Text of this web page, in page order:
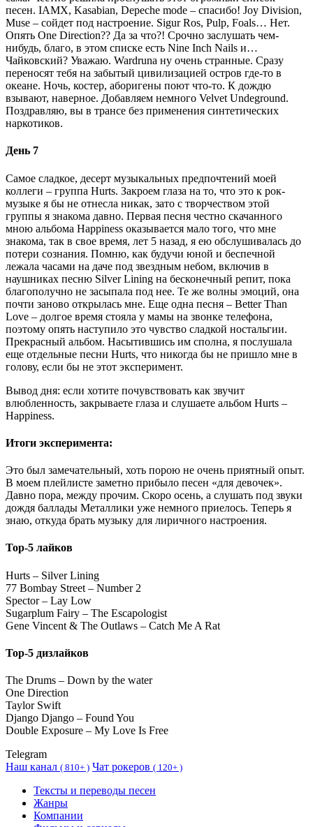
песен. IAMX, Kasabian, Depeche mode – спасибо! Joy Division,
Muse – сойдет под настроение. Sigur Ros, Pulp, Foals… Нет.
Опять One Direction?? Да за что?! Срочно заслушать чем-
нибудь, благо, в этом списке есть Nine Inch Nails и…
Чайковский? Уважаю. Wardruna ну очень странные. Сразу
переносят тебя на забытый цивилизацией остров где-то в
океане. Ночь, костер, аборигены поют что-то. К дождю
взывают, наверное. Добавляем немного Velvet Undeground.
Поздравляю, вы в трансе без применения синтетических
наркотиков.
День 7
Самое сладкое, десерт музыкальных предпочтений моей
коллеги – группа Hurts. Закроем глаза на то, что это к рок-
музыке я бы не отнесла никак, зато с творчеством этой
группы я знакома давно. Первая песня честно скачанного
мною альбома Happiness оказывается мало того, что мне
знакома, так в свое время, лет 5 назад, я ею обслушивалась до
потери сознания. Помню, как будучи юной и беспечной
лежала часами на даче под звездным небом, включив в
наушниках песню Silver Lining на бесконечный репит, пока
благополучно не засыпала под нее. Те же волны эмоций, она
почти заново открылась мне. Еще одна песня – Better Than
Love – долгое время стояла у мамы на звонке телефона,
поэтому опять наступило это чувство сладкой ностальгии.
Прекрасный альбом. Насытившись им сполна, я послушала
еще отдельные песни Hurts, что никогда бы не пришло мне в
голову, если бы не этот эксперимент.
Вывод дня: если хотите почувствовать как звучит
влюбленность, закрываете глаза и слушаете альбом Hurts –
Happiness.
Итоги эксперимента:
Это был замечательный, хоть порою не очень приятный опыт.
В моем плейлисте заметно прибыло песен «для девочек».
Давно пора, между прочим. Скоро осень, а слушать под звуки
дождя баллады Металлики уже немного приелось. Теперь я
знаю, откуда брать музыку для лиричного настроения.
Top-5 лайков
Hurts – Silver Lining
77 Bombay Street – Number 2
Spector – Lay Low
Sugarplum Fairy – The Escapologist
Gene Vincent & The Outlaws – Catch Me A Rat
Top-5 дизлайков
The Drums – Down by the water
One Direction
Taylor Swift
Django Django – Found You
Double Exposure – My Love Is Free
Telegram
Наш канал ( 810+ ) Чат рокеров ( 120+ )
Тексты и переводы песен
Жанры
Компании